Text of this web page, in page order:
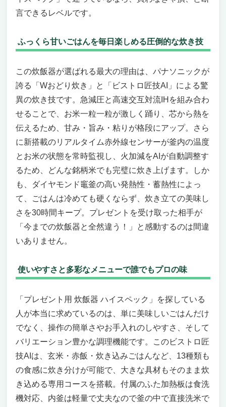
言できるレベルです。
ふっくら甘いごはんを毎日楽しめる圧倒的な炊き技
この炊飯器が選ばれる最大の理由は、パナソニックが
誇る「Wおどり炊き」と「ビストロ匠技AI」による驚
異の炊き技です。急減圧と高速交互対流IHを組み合わ
せることで、お米一粒一粒が激しく踊り、芯から熱を
伝えるため、甘み・旨み・粘りが格段にアップ。さら
に新搭載のリアルタイム赤外線センサーが釜内の温度
とお米の状態を常時監視し、火加減をAIが自動調整す
るため、どんな銘柄米でも完璧に炊き上げます。しか
も、ダイヤモンド竈釜の高い発熱性・蓄熱性によっ
て、ごはんは冷めても硬くならず、炊き立ての美味し
さを30時間キープ。プレゼントを受け取った相手が
「今までの炊飯器と全然違う！」と感動するのは間違
いありません。
使いやすさと多彩なメニューで誰でもプロの味
「プレゼント用 炊飯器 ハイスペック」を探している
人が本当に求めているのは、単に美味しいごはんだけ
でなく、操作の簡単さやお手入れのしやすさ、そして
バリエーション豊かな調理機能です。このビストロ匠
技AIは、玄米・赤飯・炊き込みごはんなど、13種類も
の食感に炊き分けが可能で、大きな具材もそのまま炊
き込める専用コースを搭載。付属のふた加熱板は食洗
機対応、内釜は軽量で丈夫なので釜の中で直接洗米で